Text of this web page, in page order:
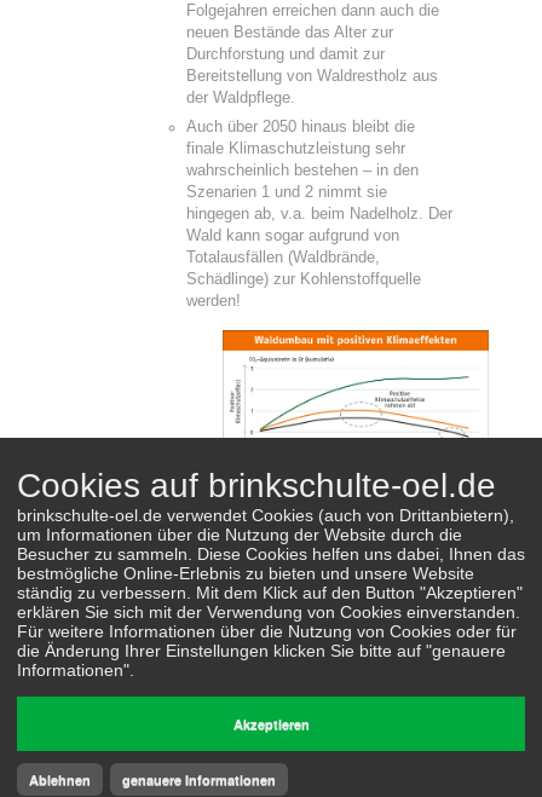
Folgejahren erreichen dann auch die
neuen Bestände das Alter zur
Durchforstung und damit zur
Bereitstellung von Waldrestholz aus
der Waldpflege.
Auch über 2050 hinaus bleibt die
finale Klimaschutzleistung sehr
wahrscheinlich bestehen – in den
Szenarien 1 und 2 nimmt sie
hingegen ab, v.a. beim Nadelholz. Der
Wald kann sogar aufgrund von
Totalausfällen (Waldbrände,
Schädlinge) zur Kohlenstoffquelle
werden!
Quelle:https://depi.de/studie-klima-holz
Startseite AGB
Cookies auf brinkschulte-oel.de
brinkschulte-oel.de verwendet Cookies (auch von Drittanbietern),
um Informationen über die Nutzung der Website durch die
Besucher zu sammeln. Diese Cookies helfen uns dabei, Ihnen das
bestmögliche Online-Erlebnis zu bieten und unsere Website
ständig zu verbessern. Mit dem Klick auf den Button "Akzeptieren"
erklären Sie sich mit der Verwendung von Cookies einverstanden.
Für weitere Informationen über die Nutzung von Cookies oder für
die Änderung Ihrer Einstellungen klicken Sie bitte auf "genauere
Informationen".
Akzeptieren
Ablehnen genauere Informationen